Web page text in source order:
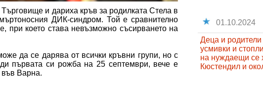
и дариха кръв за родилката Стела в
ДИК-синдром. Той е сравнително
при което става невъзможно съсирването на
да се дарява от всички кръвни групи, но с
първата си рожба на 25 септември, вече е
Варна.
01.10.2024
Деца и
усмивки и
на нуждаещи се
Кюстендил и